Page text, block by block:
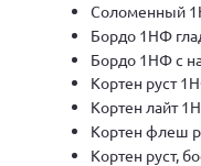
Соломенный
Бордо 1НФ
Бордо 1НФ с
Кортен руст
Кортен лайт
Кортен флеш
Кортен руст,